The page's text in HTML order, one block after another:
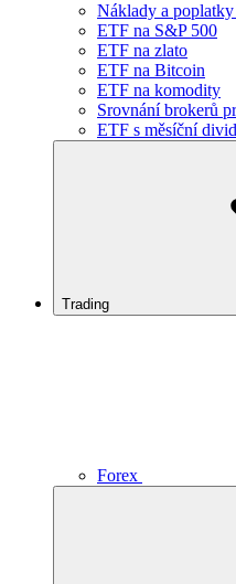
Náklady a
ETF na S&P 500
ETF na zlato
ETF na Bitcoin
ETF na komodity
Srovnání brokerů
ETF s měsíční
Trading
Forex